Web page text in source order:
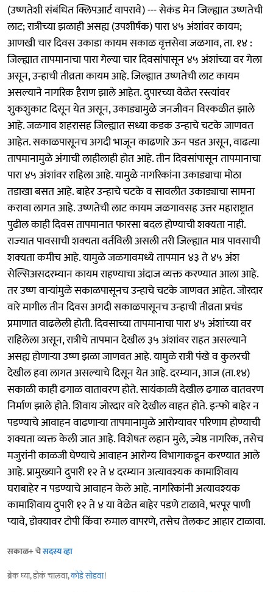
(उष्णतेशी संबंधित क्लिपआर्ट वापरावे) --- सेकंड मेन जिल्ह्यात उष्णतेची
लाट; रात्रीच्‍या झळाही असह्य (उपशीर्षक) पारा ४५ अंशांवर कायम;
आणखी चार दिवस उकाडा कायम सकाळ वृत्तसेवा जळगाव, ता. १४ :
जिल्ह्यात तापमानाचा पारा गेल्या चार दिवसांपासून ४५ अंशांच्या वर गेला
असून, उन्हाची तीव्रता कायम आहे. जिल्ह्यात उष्णतेची लाट कायम
असल्याने नागरिक हैराण झाले आहेत. दुपारच्या वेळेत रस्त्यांवर
शुकशुकाट दिसून येत असून, उकाड्यामुळे जनजीवन विस्कळीत झाले
आहे. जळगाव शहरासह जिल्ह्यात सध्या कडक उन्‍हाचे चटके जाणवत
आहेत. सकाळपासूनच अगदी भाजून काढणारे ऊन पडत असून, वाढत्या
तापमानामुळे अंगाची लाहीलाही होत आहे. तीन दिवसांपासून तापमानाचा
पारा ४५ अंशांवर राहिला आहे. यामुळे नागरिकांना उकाड्याचा मोठा
तडाखा बसत आहे. बाहेर उन्‍हाचे चटके व सावलीत उकाड्याचा सामना
करावा लागत आहे. उष्‍णतेची लाट कायम जळगावसह उत्तर महाराष्ट्रात
पुढील काही दिवस तापमानात फारसा बदल होण्याची शक्यता नाही.
राज्‍यात पावसाची शक्‍यता वर्तविली असली तरी जिल्‍ह्यात मात्र पावसाची
शक्‍यता कमीच आहे. यामुळे जळगावमध्ये तापमान ४३ ते ४५ अंश
सेल्सिअसदरम्यान कायम राहण्याचा अंदाज व्यक्त करण्यात आला आहे.
तर उष्ण वाऱ्यांमुळे सकाळपासूनच उन्हाचे चटके जाणवत आहेत. जोरदार
वारे मागील तीन दिवस अगदी सकाळपासूनच उन्‍हाची तीव्रता प्रचंड
प्रमाणात वाढलेली होती. दिवसाच्या तापमानाचा पारा ४५ अंशांच्‍या वर
राहिलेला असून, रात्रीचे तापमान देखील ३५ अंशांवर राहत असल्‍याने
असह्य होणाऱ्या उष्‍ण झळा जाणवत आहे. यामुळे रात्री पंखे व कुलरची
देखील हवा लागत असल्‍याचे दिसून येत आहे. दरम्‍यान, आज (ता.१४)
सकाळी काही ढगाळ वातावरण होते. सायंकाळी देखील ढगाळ वातवरण
निर्माण झाले होते. शिवाय जोरदार वारे देखील वाहत होते. इन्‍फो बाहेर न
पडण्याचे आवाहन वाढणाऱ्या तापमानामुळे आरोग्यावर परिणाम होण्याची
शक्यता व्यक्त केली जात आहे. विशेषतः लहान मुले, ज्येष्ठ नागरिक, तसेच
मजुरांनी काळजी घेण्याचे आवाहन आरोग्य विभागाकडून करण्यात आले
आहे. प्रामुख्‍याने दुपारी १२ ते ४ दरम्यान अत्यावश्यक कामाशिवाय
घराबाहेर न पडण्याचे आवाहन केले आहे. नागरिकांनी अत्यावश्यक
कामाशिवाय दुपारी १२ ते ४ या वेळेत बाहेर पडणे टाळावे, भरपूर पाणी
प्यावे, डोक्यावर टोपी किंवा रुमाल वापरणे, तसेच तेलकट आहार टाळावा.
सकाळ+ चेसदस्य व्हा
ब्रेक घ्या, डोकं चालवा,कोडे सोडवा!